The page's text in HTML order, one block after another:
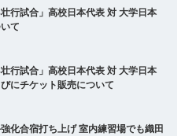
壮行試合」高校日本代表 対 大学日本
て
壮行試合」高校日本代表 対 大学日本
にチケット販売について
化合宿打ち上げ 室内練習場でも織田